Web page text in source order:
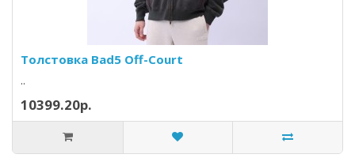
Толстовка Bad5 Off-Court
..
10399.20р.